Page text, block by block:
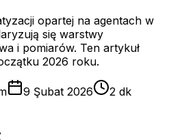
opartej na agentach w
się warstwy
i pomiarów. Ten artykuł
2026 roku.
9 Şubat 2026
2 dk